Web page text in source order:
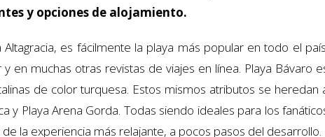
y opciones de alojamiento.
es fácilmente la playa más popular en todo el
en muchas otras revistas de viajes en línea. Playa Bávaro
de color turquesa. Estos mismos atributos se heredan
y Playa Arena Gorda. Todas siendo ideales para los
la experiencia más relajante, a pocos pasos del desarrollo.